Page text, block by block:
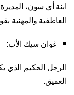
ابنة أي سون، المديرة
العاطفية والمهنية
غوان سيك الأب:
الرجل الحكيم الذي
العميق.